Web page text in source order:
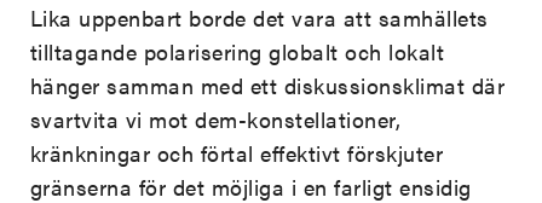
Lika uppenbart borde det vara att samhällets
tilltagande polarisering globalt och lokalt
hänger samman med ett diskussionsklimat där
svartvita vi mot dem-konstellationer,
kränkningar och förtal effektivt förskjuter
gränserna för det möjliga i en farligt ensidig